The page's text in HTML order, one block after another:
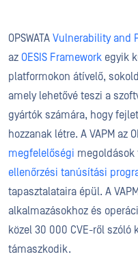
OPSWATA Vulnerability and
az OESIS Framework egyik
platformokon átívelő,
amely lehetővé teszi a
gyártók számára, hogy
hozzanak létre. A VAPM az
megfelelőségi megoldások
ellenőrzési tanúsítási
tapasztalataira épül. A
alkalmazásokhoz és
közel 30 000 CVE-ről
támaszkodik.